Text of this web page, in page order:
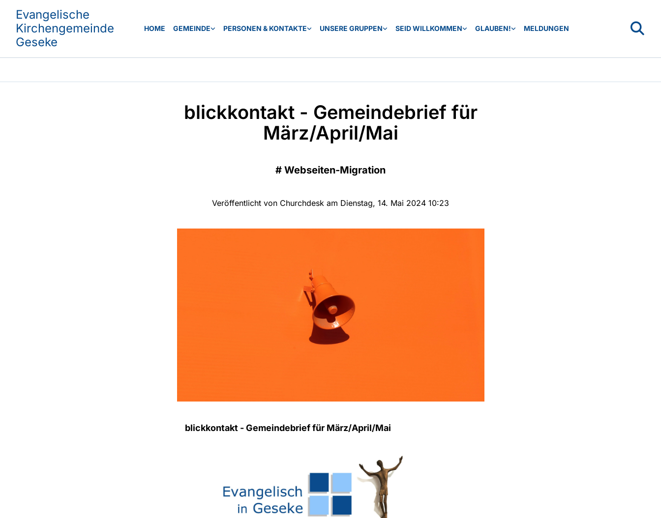
Evangelische
Kirchengemeinde
Geseke
HOME GEMEINDE PERSONEN & KONTAKTE UNSERE GRUPPEN SEID WILLKOMMEN GLAUBEN! MELDUNGEN
blickkontakt - Gemeindebrief für
März/April/Mai
# Webseiten-Migration
Veröffentlicht von Churchdesk am Dienstag, 14. Mai 2024 10:23
blickkontakt - Gemeindebrief für März/April/Mai